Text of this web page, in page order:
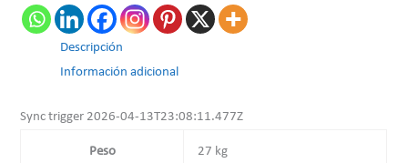
Descripción
Información adicional
Sync trigger 2026-04-13T23:08:11.477Z
Peso 27 kg